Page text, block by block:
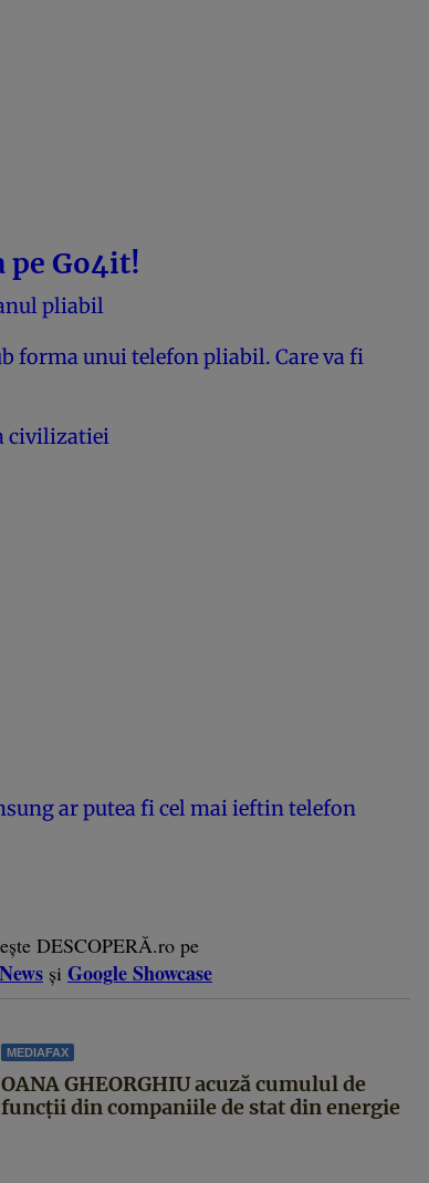
pe Go4it!
pliabil
forma unui telefon pliabil. Care va fi
civilizatiei
ar putea fi cel mai ieftin telefon
DESCOPERĂ.ro pe
și Google Showcase
MEDIAFAX
OANA GHEORGHIU acuză cumulul de
funcții din companiile de stat din energie